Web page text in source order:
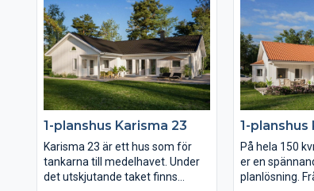
Föräldrasovrummet ligger avskilt
med ett stort badrum och två (!)
klädkammare samt terrassdörr. I
samma vinkel men genom en
egen passage ligger de två barn-
och ungdomssovrummen med
eget allrum.
terrassdörrar
placerad för
groventré och
fån carport
1-planshus Karisma 23
Karisma 23 är ett hus som för
tankarna till medelhavet. Under
det utskjutande taket finns
1-planshus
På hela 150
er en
planlösning.